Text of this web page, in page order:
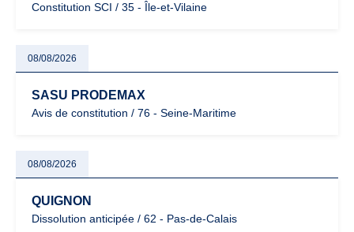
Constitution SCI / 35 - Île-et-Vilaine
08/08/2026
SASU PRODEMAX
Avis de constitution / 76 - Seine-Maritime
08/08/2026
QUIGNON
Dissolution anticipée / 62 - Pas-de-Calais